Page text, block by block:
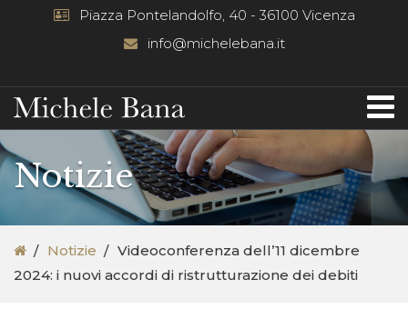
Piazza Pontelandolfo, 40 - 36100 Vicenza
info@michelebana.it
Notizie
Notizie
Videoconferenza dell’11 dicembre
2024: i nuovi accordi di ristrutturazione dei debiti